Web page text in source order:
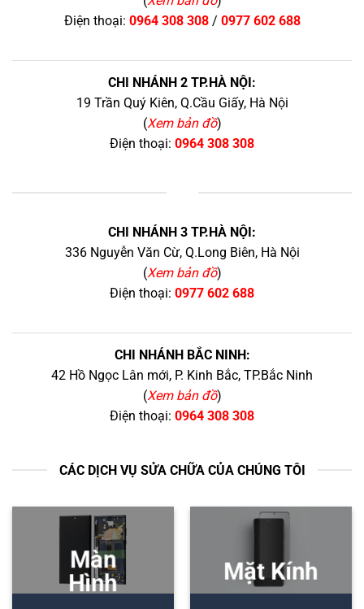
Điện thoại: 0964 308 308/ 0977 602 688
CHI NHÁNH 2 TP.HÀ NỘI:
19 Trần Quý Kiên, Q.Cầu Giấy, Hà Nội
(Xem bản đồ)
Điện thoại: 0964 308 308
CHI NHÁNH 3 TP.HÀ NỘI:
336 Nguyễn Văn Cừ, Q.Long Biên, Hà Nội
(Xem bản đồ)
Điện thoại: 0977 602 688
CHI NHÁNH BẮC NINH:
42 Hồ Ngọc Lân mới, P. Kinh Bắc, TP.Bắc Ninh
(Xem bản đồ)
Điện thoại: 0964 308 308
CÁC DỊCH VỤ SỬA CHỮA CỦA CHÚNG TÔI
Màn
Hình
Mặt Kính